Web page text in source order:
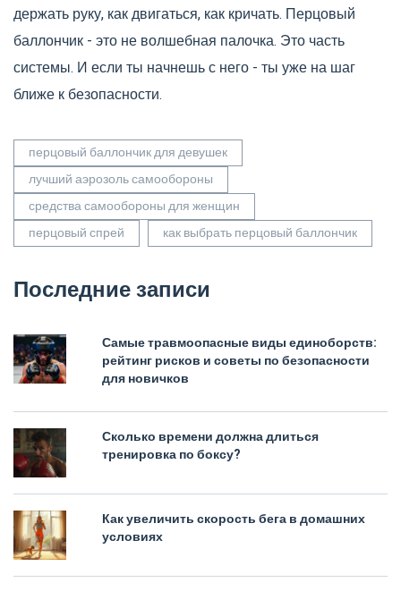
держать руку, как двигаться, как кричать. Перцовый
баллончик - это не волшебная палочка. Это часть
системы. И если ты начнешь с него - ты уже на шаг
ближе к безопасности.
перцовый баллончик для девушек
лучший аэрозоль самообороны
средства самообороны для женщин
перцовый спрей
как выбрать перцовый баллончик
Последние записи
Самые травмоопасные виды единоборств:
рейтинг рисков и советы по безопасности
для новичков
Сколько времени должна длиться
тренировка по боксу?
Как увеличить скорость бега в домашних
условиях